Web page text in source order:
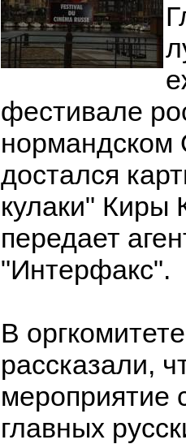
фестивале
достался
кулаки" Киры
передает
"Интерфакс".
В
рассказали,
мероприятие
главных